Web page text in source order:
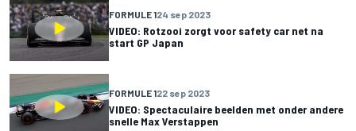
FORMULE 124 sep 2023
VIDEO: Rotzooi zorgt voor safety car net na
start GP Japan
FORMULE 122 sep 2023
VIDEO: Spectaculaire beelden met onder andere
snelle Max Verstappen